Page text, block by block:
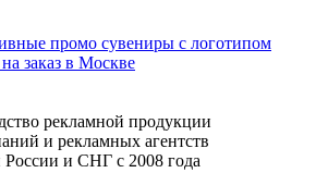
рекламной продукции
и рекламных агентств
России и СНГ с 2008 года